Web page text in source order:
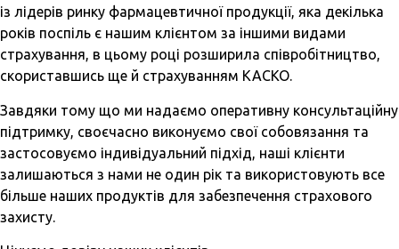
із лідерів ринку фармацевтичної продукції, яка декілька
років поспіль є нашим клієнтом за іншими видами
страхування, в цьому році розширила співробітництво,
скориставшись ще й страхуванням КАСКО.
Завдяки тому що ми надаємо оперативну консультаційну
підтримку, своєчасно виконуємо свої собовязання та
застосовуємо індивідуальний підхід, наші клієнти
залишаються з нами не один рік та використовують все
більше наших продуктів для забезпечення страхового
захисту.